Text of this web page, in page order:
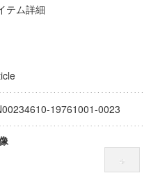
ィテュート
告書
プログラム市民社会ガバナンス
プログラム論理と感性の先端的
ログラム「超成熟社会発展のサ
テム詳細
19761001-0023